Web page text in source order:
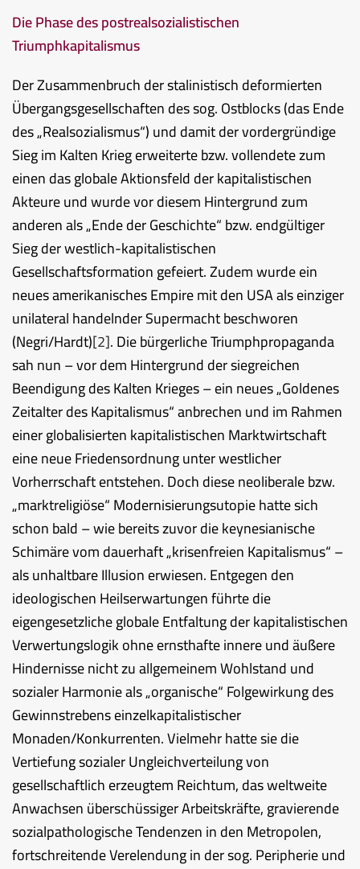
Die Phase des postrealsozialistischen
Triumphkapitalismus
Der Zusammenbruch der stalinistisch deformierten
Übergangsgesellschaften des sog. Ostblocks (das Ende
des „Realsozialismus“) und damit der vordergründige
Sieg im Kalten Krieg erweiterte bzw. vollendete zum
einen das globale Aktionsfeld der kapitalistischen
Akteure und wurde vor diesem Hintergrund zum
anderen als „Ende der Geschichte“ bzw. endgültiger
Sieg der westlich-kapitalistischen
Gesellschaftsformation gefeiert. Zudem wurde ein
neues amerikanisches Empire mit den USA als einziger
unilateral handelnder Supermacht beschworen
(Negri/Hardt)[2]. Die bürgerliche Triumphpropaganda
sah nun – vor dem Hintergrund der siegreichen
Beendigung des Kalten Krieges – ein neues „Goldenes
Zeitalter des Kapitalismus“ anbrechen und im Rahmen
einer globalisierten kapitalistischen Marktwirtschaft
eine neue Friedensordnung unter westlicher
Vorherrschaft entstehen. Doch diese neoliberale bzw.
„marktreligiöse“ Modernisierungsutopie hatte sich
schon bald – wie bereits zuvor die keynesianische
Schimäre vom dauerhaft „krisenfreien Kapitalismus“ –
als unhaltbare Illusion erwiesen. Entgegen den
ideologischen Heilserwartungen führte die
eigengesetzliche globale Entfaltung der kapitalistischen
Verwertungslogik ohne ernsthafte innere und äußere
Hindernisse nicht zu allgemeinem Wohlstand und
sozialer Harmonie als „organische“ Folgewirkung des
Gewinnstrebens einzelkapitalistischer
Monaden/Konkurrenten. Vielmehr hatte sie die
Vertiefung sozialer Ungleichverteilung von
gesellschaftlich erzeugtem Reichtum, das weltweite
Anwachsen überschüssiger Arbeitskräfte, gravierende
sozialpathologische Tendenzen in den Metropolen,
fortschreitende Verelendung in der sog. Peripherie und